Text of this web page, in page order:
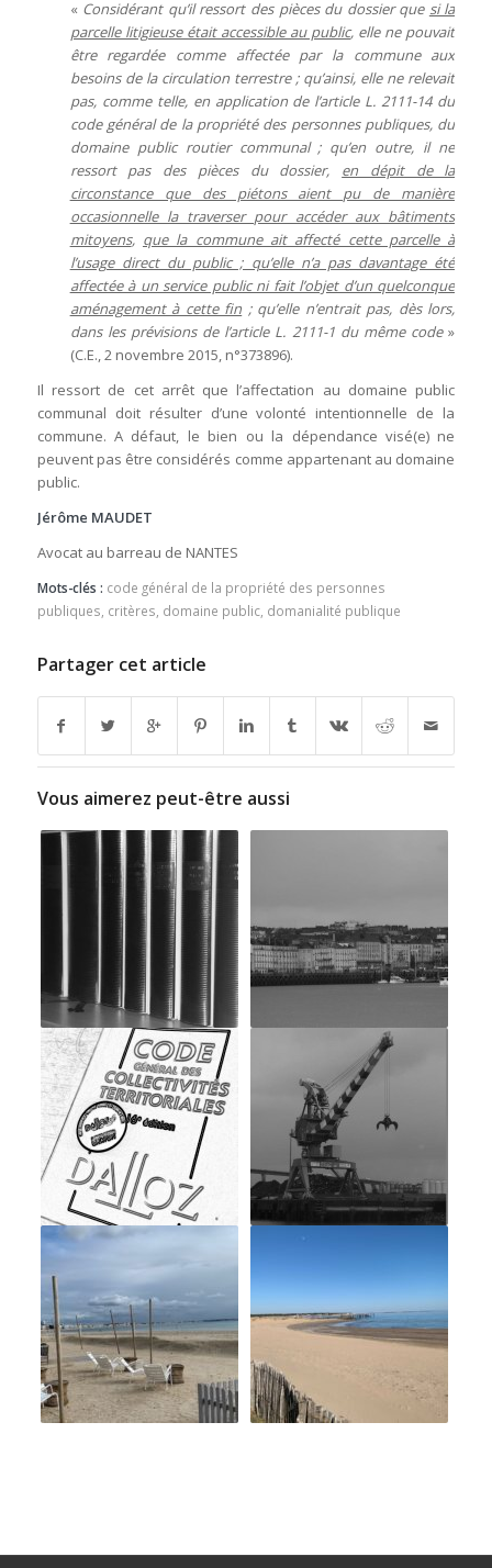
« Considérant qu’il ressort des pièces du dossier que si la
parcelle litigieuse était accessible au public, elle ne pouvait
être regardée comme affectée par la commune aux
besoins de la circulation terrestre ; qu’ainsi, elle ne relevait
pas, comme telle, en application de l’article L. 2111-14 du
code général de la propriété des personnes publiques, du
domaine public routier communal ; qu’en outre, il ne
ressort pas des pièces du dossier, en dépit de la
circonstance que des piétons aient pu de manière
occasionnelle la traverser pour accéder aux bâtiments
mitoyens, que la commune ait affecté cette parcelle à
l’usage direct du public ; qu’elle n’a pas davantage été
affectée à un service public ni fait l’objet d’un quelconque
aménagement à cette fin ; qu’elle n’entrait pas, dès lors,
dans les prévisions de l’article L. 2111-1 du même code»
(C.E., 2 novembre 2015, n°373896).
Il ressort de cet arrêt que l’affectation au domaine public
communal doit résulter d’une volonté intentionnelle de la
commune. A défaut, le bien ou la dépendance visé(e) ne
peuvent pas être considérés comme appartenant au domaine
public.
Jérôme MAUDET
Avocat au barreau de NANTES
Mots-clés : code général de la propriété des personnes
publiques, critères, domaine public, domanialité publique
Partager cet article
Vous aimerez peut-être aussi